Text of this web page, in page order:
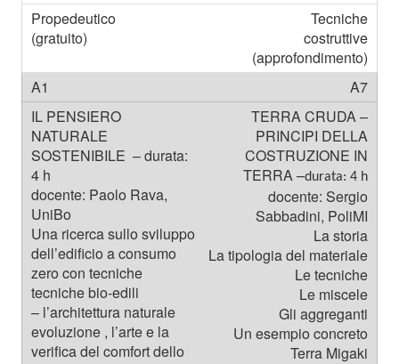
Tecniche
costruttive
(approfondimento)
A7
TERRA CRUDA –
PRINCIPI DELLA
COSTRUZIONE IN
TERRA –durata: 4 h
docente: Sergio
Sabbadini, PoliMI
La storia
La tipologia del materiale
Le tecniche
Le miscele
Gli aggreganti
Un esempio concreto
Terra Migaki